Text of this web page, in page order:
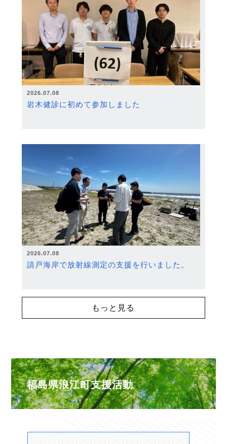
2026.07.08
岩木健診に初めて参加しました
2026.07.08
請戸海岸で放射線測定の支援を行いました。
もっと見る
福島県浪江町支援活動